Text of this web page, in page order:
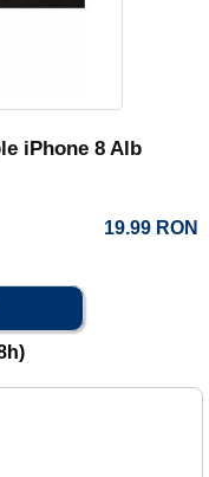
iPhone 8 Alb
19.99 RON